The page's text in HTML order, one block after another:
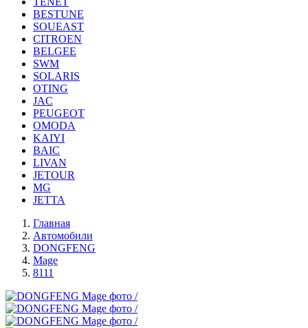
BESTUNE
SOUEAST
CITROEN
BELGEE
SWM
SOLARIS
OTING
JAC
PEUGEOT
OMODA
KAIYI
BAIC
LIVAN
JETOUR
MG
JETTA
Главная
Автомобили
DONGFENG
Mage
8111